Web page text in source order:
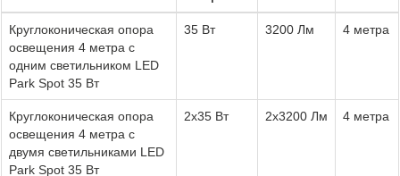
Круглоконическая опора
освещения 4 метра с
одним светильником LED
Park Spot 35 Вт
35 Вт 3200 Лм 4 метра
Круглоконическая опора
освещения 4 метра с
двумя светильниками LED
Park Spot 35 Вт
2x35 Вт 2х3200 Лм 4 метра